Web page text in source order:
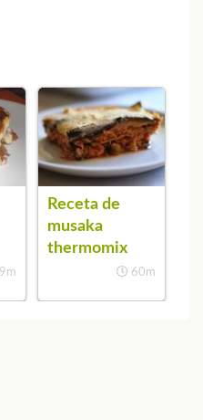
Receta de
musaka
thermomix
60m